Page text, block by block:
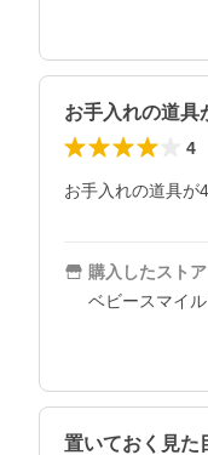
お手入れの道
4
お手入れの道具が
購入したストア
ベビースマイ
置いておく見